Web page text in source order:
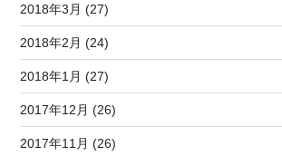
2018年3月 (27)
2018年2月 (24)
2018年1月 (27)
2017年12月 (26)
2017年11月 (26)